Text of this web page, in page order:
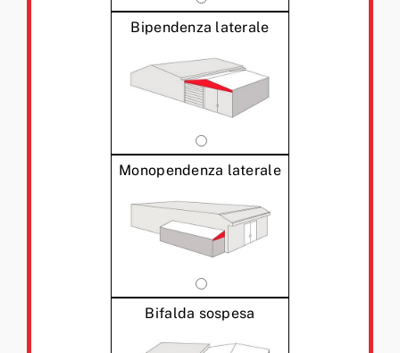
Bipendenza laterale
Monopendenza laterale
Bifalda sospesa